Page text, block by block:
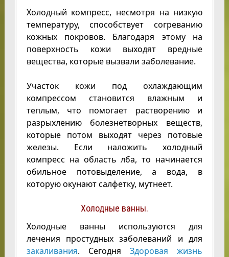
Холодный компресс, несмотря на низкую
температуру, способствует согреванию
кожных покровов. Благодаря этому на
поверхность кожи выходят вредные
вещества, которые вызвали заболевание.
Участок кожи под охлаждающим
компрессом становится влажным и
теплым, что помогает растворению и
разрыхлению болезнетворных веществ,
которые потом выходят через потовые
железы. Если наложить холодный
компресс на область лба, то начинается
обильное потовыделение, а вода, в
которую окунают салфетку, мутнеет.
Холодные ванны.
Холодные ванны используются для
лечения простудных заболеваний и для
закаливания. СегодняЗдоровая жизнь